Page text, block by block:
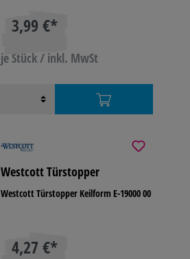
3,99 €*
je Stück / inkl. MwSt
Westcott Türstopper
Westcott Türstopper Keilform E-19000 00
4,27 €*